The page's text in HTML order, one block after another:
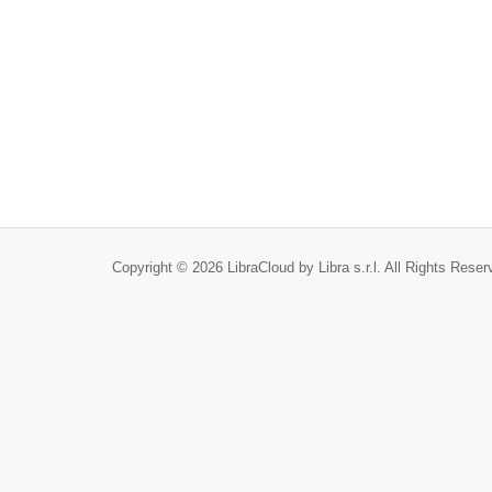
Copyright © 2026 LibraCloud by Libra s.r.l. All Rights